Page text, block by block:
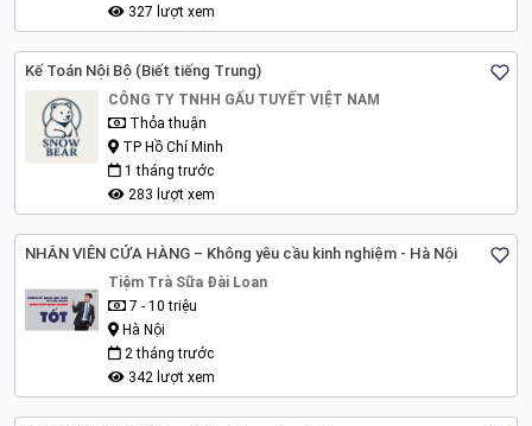
327 lượt xem
Kế Toán Nội Bộ (Biết tiếng Trung)
CÔNG TY TNHH GẤU TUYẾT VIỆT NAM
Thỏa thuận
TP Hồ Chí Minh
1 tháng trước
283 lượt xem
NHÂN VIÊN CỬA HÀNG – Không yêu cầu kinh nghiệm - Hà Nội
Tiệm Trà Sữa Đài Loan
7 - 10 triệu
Hà Nội
2 tháng trước
342 lượt xem